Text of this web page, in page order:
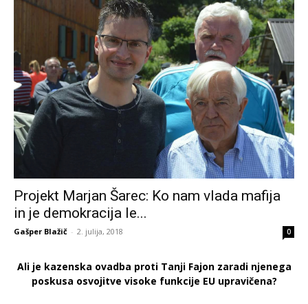
Projekt Marjan Šarec: Ko nam vlada mafija
in je demokracija le...
Gašper Blažič - 2. julija, 2018 0
Ali je kazenska ovadba proti Tanji Fajon zaradi njenega
poskusa osvojitve visoke funkcije EU upravičena?